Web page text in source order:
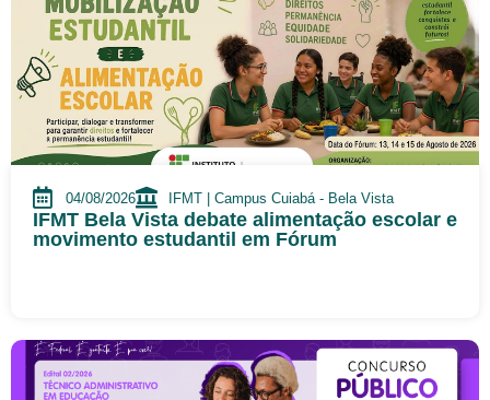
04/08/2026 IFMT | Campus Cuiabá - Bela Vista
IFMT Bela Vista debate alimentação escolar e
movimento estudantil em Fórum